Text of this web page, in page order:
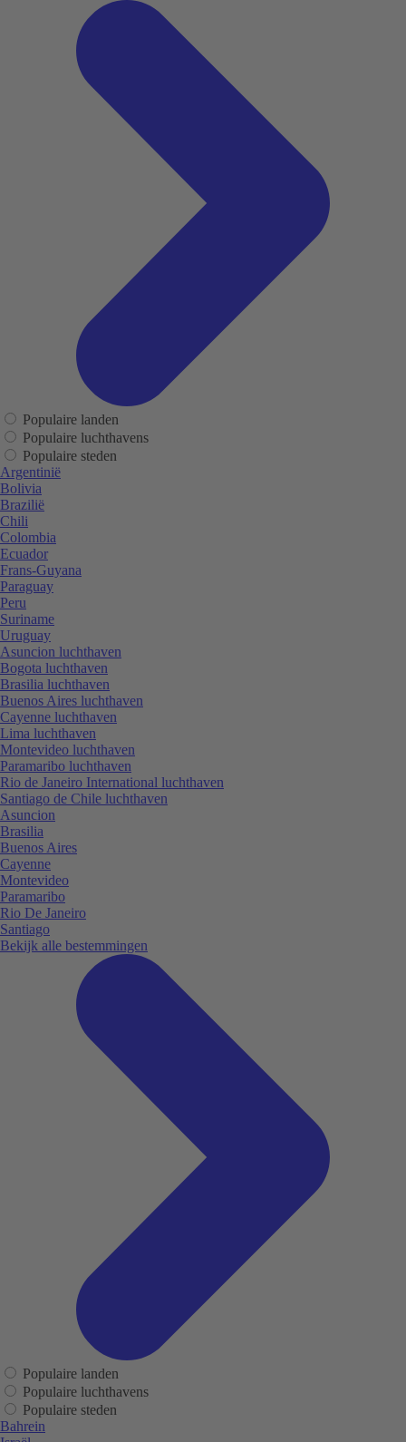
Populaire landen
Populaire luchthavens
Populaire steden
Argentinië
Bolivia
Brazilië
Chili
Colombia
Ecuador
Frans-Guyana
Paraguay
Peru
Suriname
Uruguay
Asuncion luchthaven
Bogota luchthaven
Brasilia luchthaven
Buenos Aires luchthaven
Cayenne luchthaven
Lima luchthaven
Montevideo luchthaven
Paramaribo luchthaven
Rio de Janeiro International luchthaven
Santiago de Chile luchthaven
Asuncion
Brasilia
Buenos Aires
Cayenne
Montevideo
Paramaribo
Rio De Janeiro
Santiago
Bekijk alle bestemmingen
Populaire landen
Populaire luchthavens
Populaire steden
Bahrein